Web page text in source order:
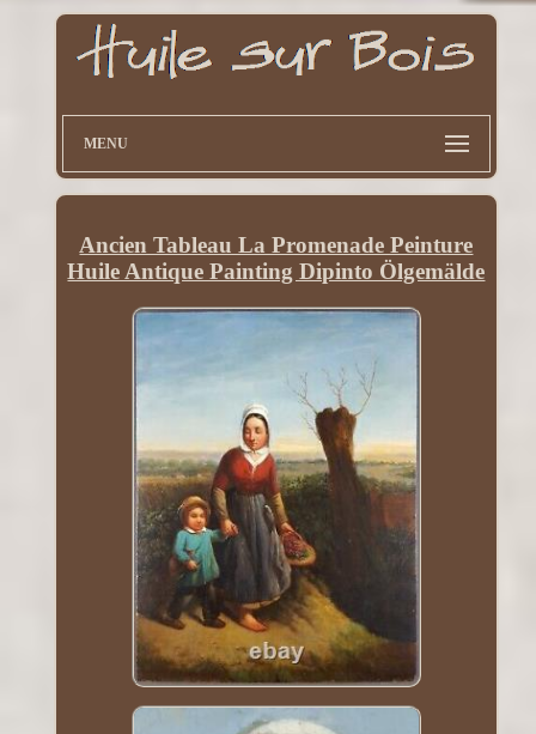
MENU
Ancien Tableau La Promenade Peinture
Huile Antique Painting Dipinto Ölgemälde